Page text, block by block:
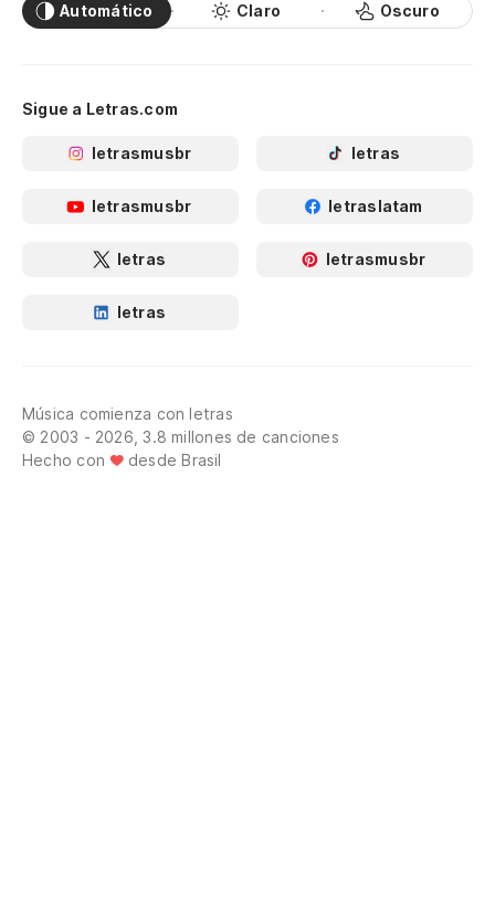
Automático Claro Oscuro
Sigue a Letras.com
letrasmusbr letras
letrasmusbr letraslatam
letras letrasmusbr
letras
Música comienza con letras
© 2003 - 2026, 3.8 millones de canciones
Hecho con
desde Brasil